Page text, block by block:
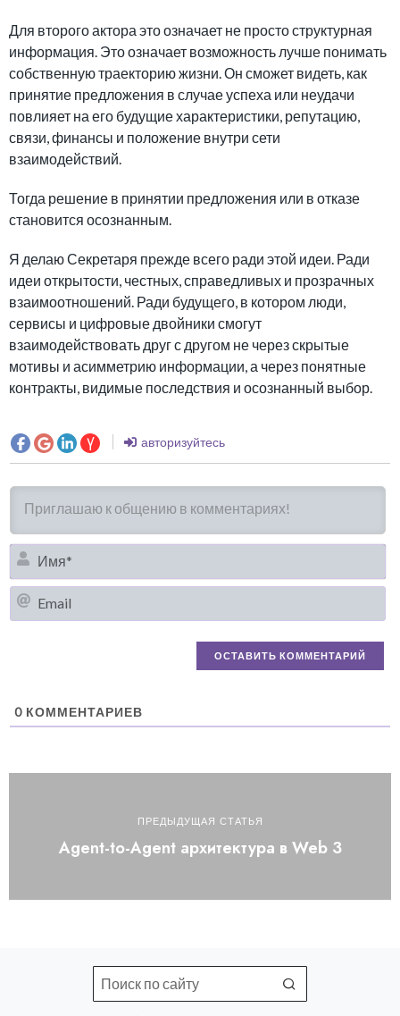
Для второго актора это означает не просто структурная
информация. Это означает возможность лучше понимать
собственную траекторию жизни. Он сможет видеть, как
принятие предложения в случае успеха или неудачи
повлияет на его будущие характеристики, репутацию,
связи, финансы и положение внутри сети
взаимодействий.
Тогда решение в принятии предложения или в отказе
становится осознанным.
Я делаю Секретаря прежде всего ради этой идеи. Ради
идеи открытости, честных, справедливых и прозрачных
взаимоотношений. Ради будущего, в котором люди,
сервисы и цифровые двойники смогут
взаимодействовать друг с другом не через скрытые
мотивы и асимметрию информации, а через понятные
контракты, видимые последствия и осознанный выбор.
авторизуйтесь
0 КОММЕНТАРИЕВ
ПРЕДЫДУЩАЯ СТАТЬЯ
Agent-to-Agent архитектура в Web 3